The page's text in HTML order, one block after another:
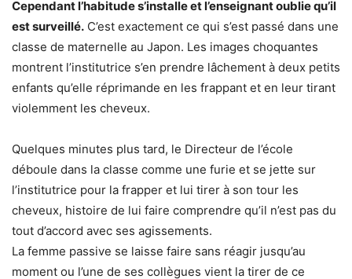
Cependant l’habitude s’installe et l’enseignant oublie qu’il
est surveillé. C’est exactement ce qui s’est passé dans une
classe de maternelle au Japon. Les images choquantes
montrent l’institutrice s’en prendre lâchement à deux petits
enfants qu’elle réprimande en les frappant et en leur tirant
violemment les cheveux.
Quelques minutes plus tard, le Directeur de l’école
déboule dans la classe comme une furie et se jette sur
l’institutrice pour la frapper et lui tirer à son tour les
cheveux, histoire de lui faire comprendre qu’il n’est pas du
tout d’accord avec ses agissements.
La femme passive se laisse faire sans réagir jusqu’au
moment ou l’une de ses collègues vient la tirer de ce